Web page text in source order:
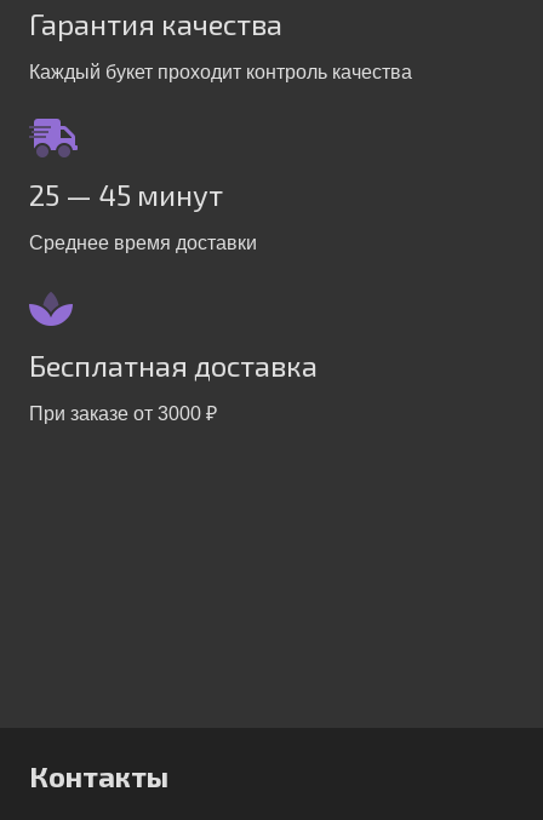
Гарантия качества
Каждый букет проходит контроль качества
25 — 45 минут
Среднее время доставки
Бесплатная доставка
При заказе от 3000 ₽
Контакты